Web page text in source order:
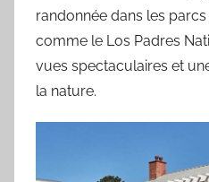
randonnée dans les
comme le Los Padres
vues spectaculaires et
la nature.